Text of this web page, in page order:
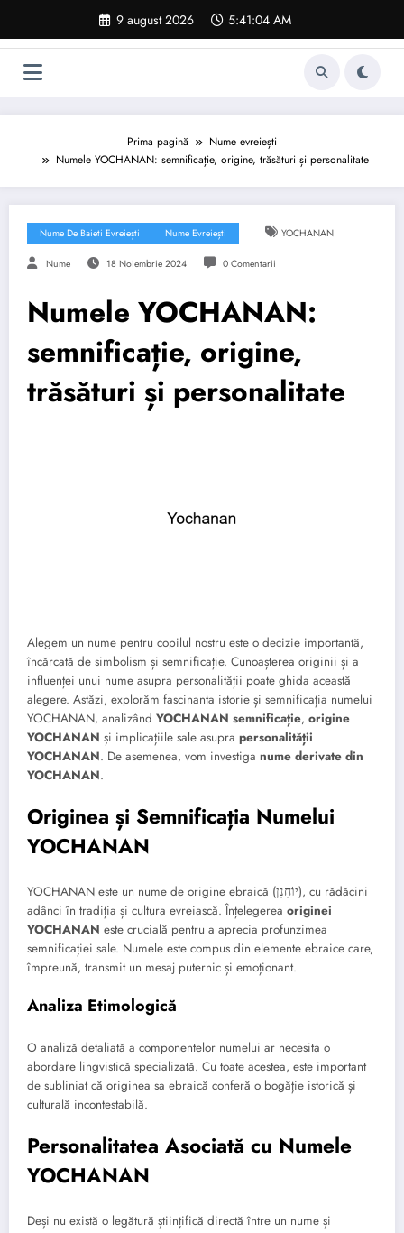
conținut
9 august 2026 5:41:05 AM
Prima pagină
Nume evreiești
Numele YOCHANAN: semnificație, origine, trăsături și personalitate
Nume De Baieti Evreiești Nume Evreiești YOCHANAN
Nume 18 Noiembrie 2024 0 Comentarii
Numele YOCHANAN:
semnificație, origine,
trăsături și personalitate
Alegem un nume pentru copilul nostru este o decizie importantă,
încărcată de simbolism și semnificație. Cunoașterea originii și a
influenței unui nume asupra personalității poate ghida această
alegere. Astăzi, explorăm fascinanta istorie și semnificația numelui
YOCHANAN, analizând YOCHANAN semnificație, origine
YOCHANAN și implicațiile sale asupra personalității
YOCHANAN. De asemenea, vom investiga nume derivate din
YOCHANAN.
Originea și Semnificația Numelui
YOCHANAN
YOCHANAN este un nume de origine ebraică (יוֹחָנָן), cu rădăcini
adânci în tradiția și cultura evreiască. Înțelegerea originei
YOCHANAN este crucială pentru a aprecia profunzimea
semnificației sale. Numele este compus din elemente ebraice care,
împreună, transmit un mesaj puternic și emoționant.
Analiza Etimologică
O analiză detaliată a componentelor numelui ar necesita o
abordare lingvistică specializată. Cu toate acestea, este important
de subliniat că originea sa ebraică conferă o bogăție istorică și
culturală incontestabilă.
Personalitatea Asociată cu Numele
YOCHANAN
Deși nu există o legătură științifică directă între un nume și